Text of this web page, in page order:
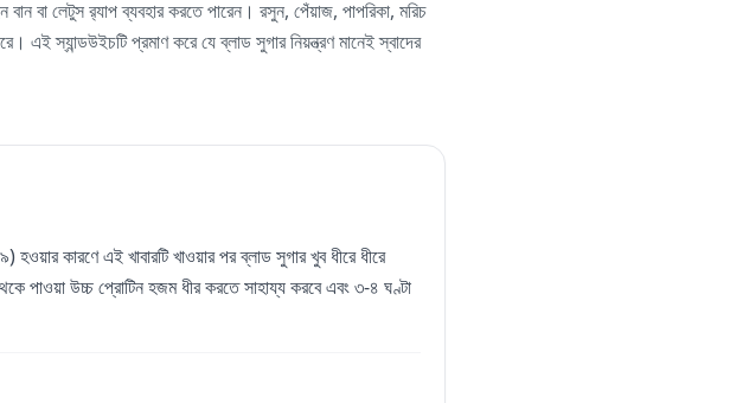
বা লেটুস র‍্যাপ ব্যবহার করতে পারেন। রসুন, পেঁয়াজ, পাপরিকা, মরিচ
এই স্যান্ডউইচটি প্রমাণ করে যে ব্লাড সুগার নিয়ন্ত্রণ মানেই স্বাদের
কারণে এই খাবারটি খাওয়ার পর ব্লাড সুগার খুব ধীরে ধীরে
পাওয়া উচ্চ প্রোটিন হজম ধীর করতে সাহায্য করবে এবং ৩-৪ ঘণ্টা